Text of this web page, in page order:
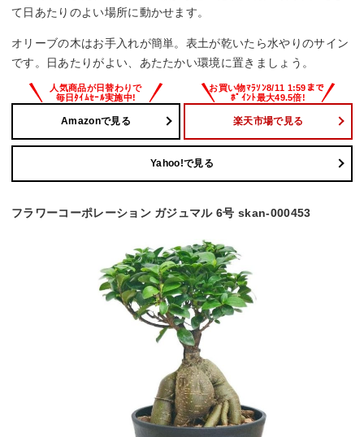
て日あたりのよい場所に動かせます。
オリーブの木はお手入れが簡単。表土が乾いたら水やりのサイン
です。日あたりがよい、あたたかい環境に置きましょう。
Amazonで見る 楽天市場で見る
Yahoo!で見る
フラワーコーポレーション ガジュマル 6号 skan-000453